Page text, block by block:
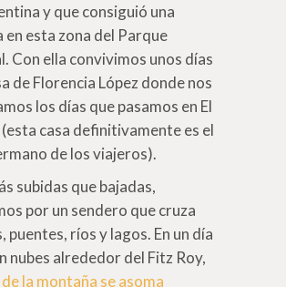
y que consiguió una
en esta zona del Parque
Con ella convivimos unos días
de Florencia López donde nos
los días que pasamos en El
casa definitivamente es el
de los viajeros).
subidas que bajadas,
por un sendero que cruza
puentes, ríos y lagos. En un día
nubes alrededor del Fitz Roy,
la montaña se asoma